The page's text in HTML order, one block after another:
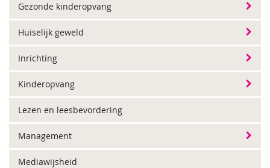
Gezonde kinderopvang
Huiselijk geweld
Inrichting
Kinderopvang
Lezen en leesbevordering
Management
Mediawijsheid